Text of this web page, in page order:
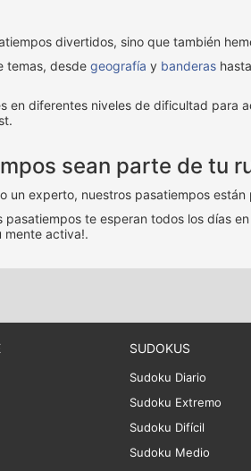
divertidos, sino que también
temas, desde geografía y banderas
en diferentes niveles de dificultad
sean parte de tu
un experto, nuestros pasatiempos
te esperan todos los días en
mente activa!.
SUDOKUS
Sudoku Diario
Sudoku Extremo
Sudoku Difícil
Sudoku Medio